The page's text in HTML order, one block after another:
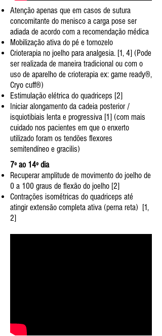
Atenção apenas que em casos de sutura
concomitante do menisco a carga pose ser
adiada de acordo com a recomendação médica
Mobilização ativa do pé e tornozelo
Crioterapia no joelho para analgesia. [1, 4] (Pode
ser realizada de maneira tradicional ou com o
uso de aparelho de crioterapia ex: game ready®,
Cryo cuff®)
Estimulação elétrica do quadriceps [2]
Iniciar alongamento da cadeia posterior /
isquiotibiais lenta e progressiva [1] (com mais
cuidado nos pacientes em que o enxerto
utilizado foram os tendões flexores
semitendíneo e gracilis)
7º ao 14º dia
Recuperar amplitude de movimento do joelho de
0 a 100 graus de flexão do joelho [2]
Contrações isométricas do quadriceps até
atingir extensão completa ativa (perna reta) [1,
2]